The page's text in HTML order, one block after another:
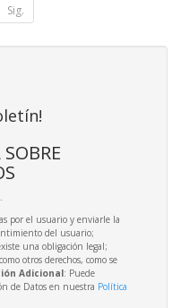
Sig.
por el usuario y enviarle la
del usuario;
una obligación legal;
otros derechos, como se
Adicional: Puede
de Datos en nuestra Política